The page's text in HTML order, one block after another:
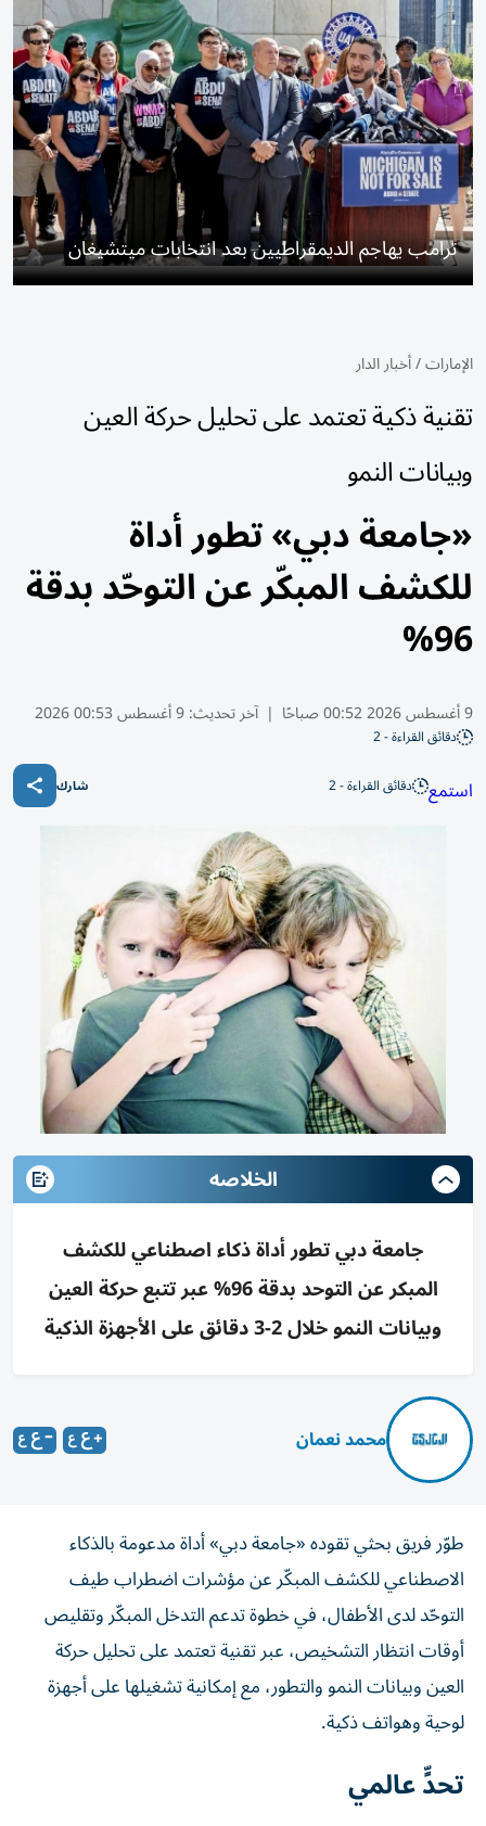
ترامب يهاجم الديمقراطيين بعد انتخابات ميتشيغان
الإمارات/أخبار الدار
تقنية ذكية تعتمد على تحليل حركة العين
وبيانات النمو
«جامعة دبي» تطور أداة
للكشف المبكّر عن التوحّد بدقة
96%
9 أغسطس 2026 00:52 صباحًا | آخر تحديث:9 أغسطس 00:53 2026
دقائق القراءة - 2
استمع دقائق القراءة - 2 شارك
الخلاصه
جامعة دبي تطور أداة ذكاء اصطناعي للكشف
المبكر عن التوحد بدقة 96% عبر تتبع حركة العين
وبيانات النمو خلال 2-3 دقائق على الأجهزة الذكية
محمد نعمان
طوّر فريق بحثي تقوده «جامعة دبي» أداة مدعومة بالذكاء
الاصطناعي للكشف المبكّر عن مؤشرات اضطراب طيف
التوحّد لدى الأطفال، في خطوة تدعم التدخل المبكّر وتقليص
أوقات انتظار التشخيص، عبر تقنية تعتمد على تحليل حركة
العين وبيانات النمو والتطور، مع إمكانية تشغيلها على أجهزة
لوحية وهواتف ذكية.
تحدٍّ عالمي